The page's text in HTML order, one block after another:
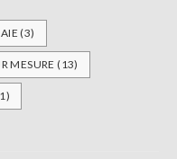
(3)
MESURE (13)